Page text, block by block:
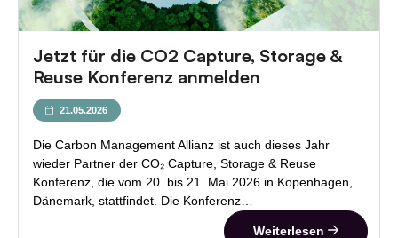
Jetzt für die CO2 Capture, Storage &
Reuse Konferenz anmelden
21.05.2026
Die Carbon Management Allianz ist auch dieses Jahr
wieder Partner der CO₂ Capture, Storage & Reuse
Konferenz, die vom 20. bis 21. Mai 2026 in Kopenhagen,
Dänemark, stattfindet. Die Konferenz…
Weiterlesen